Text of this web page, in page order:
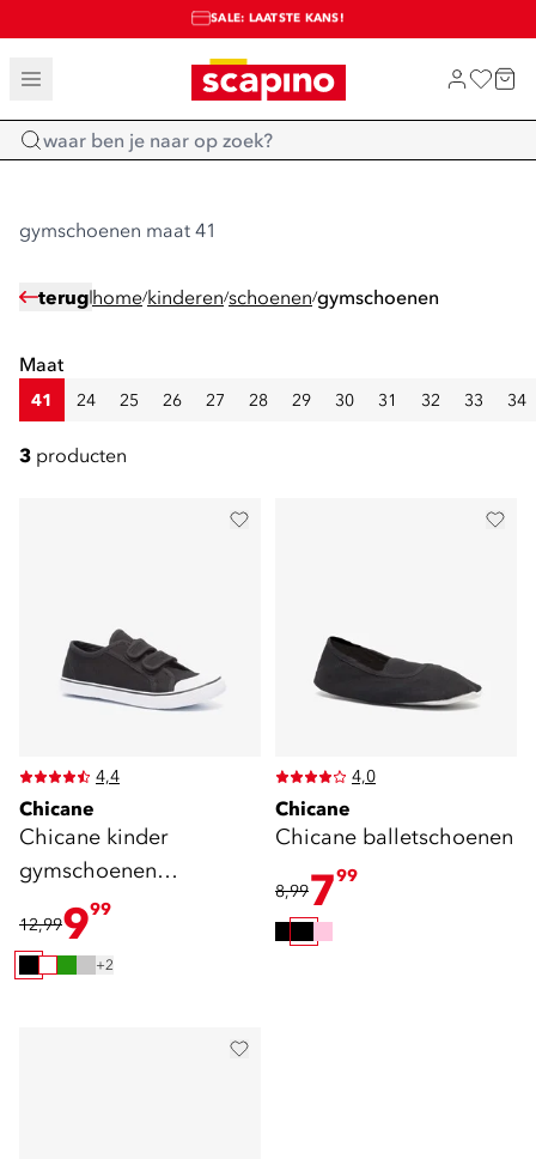
TOT 70% KORTING OP SALE
SALE: LAATSTE KANS!
SHOP NIEUW
Home
gymschoenen maat 41
terug home/kinderen/schoenen/gymschoenen
Maat
41 24 25 26 27 28 29 30 31 32 33 34
3 producten
4,4
Chicane
Chicane kinder
gymschoenen
klittenband zwart
12,99999
+2
4,0
Chicane
Chicane balletschoenen
8,99799